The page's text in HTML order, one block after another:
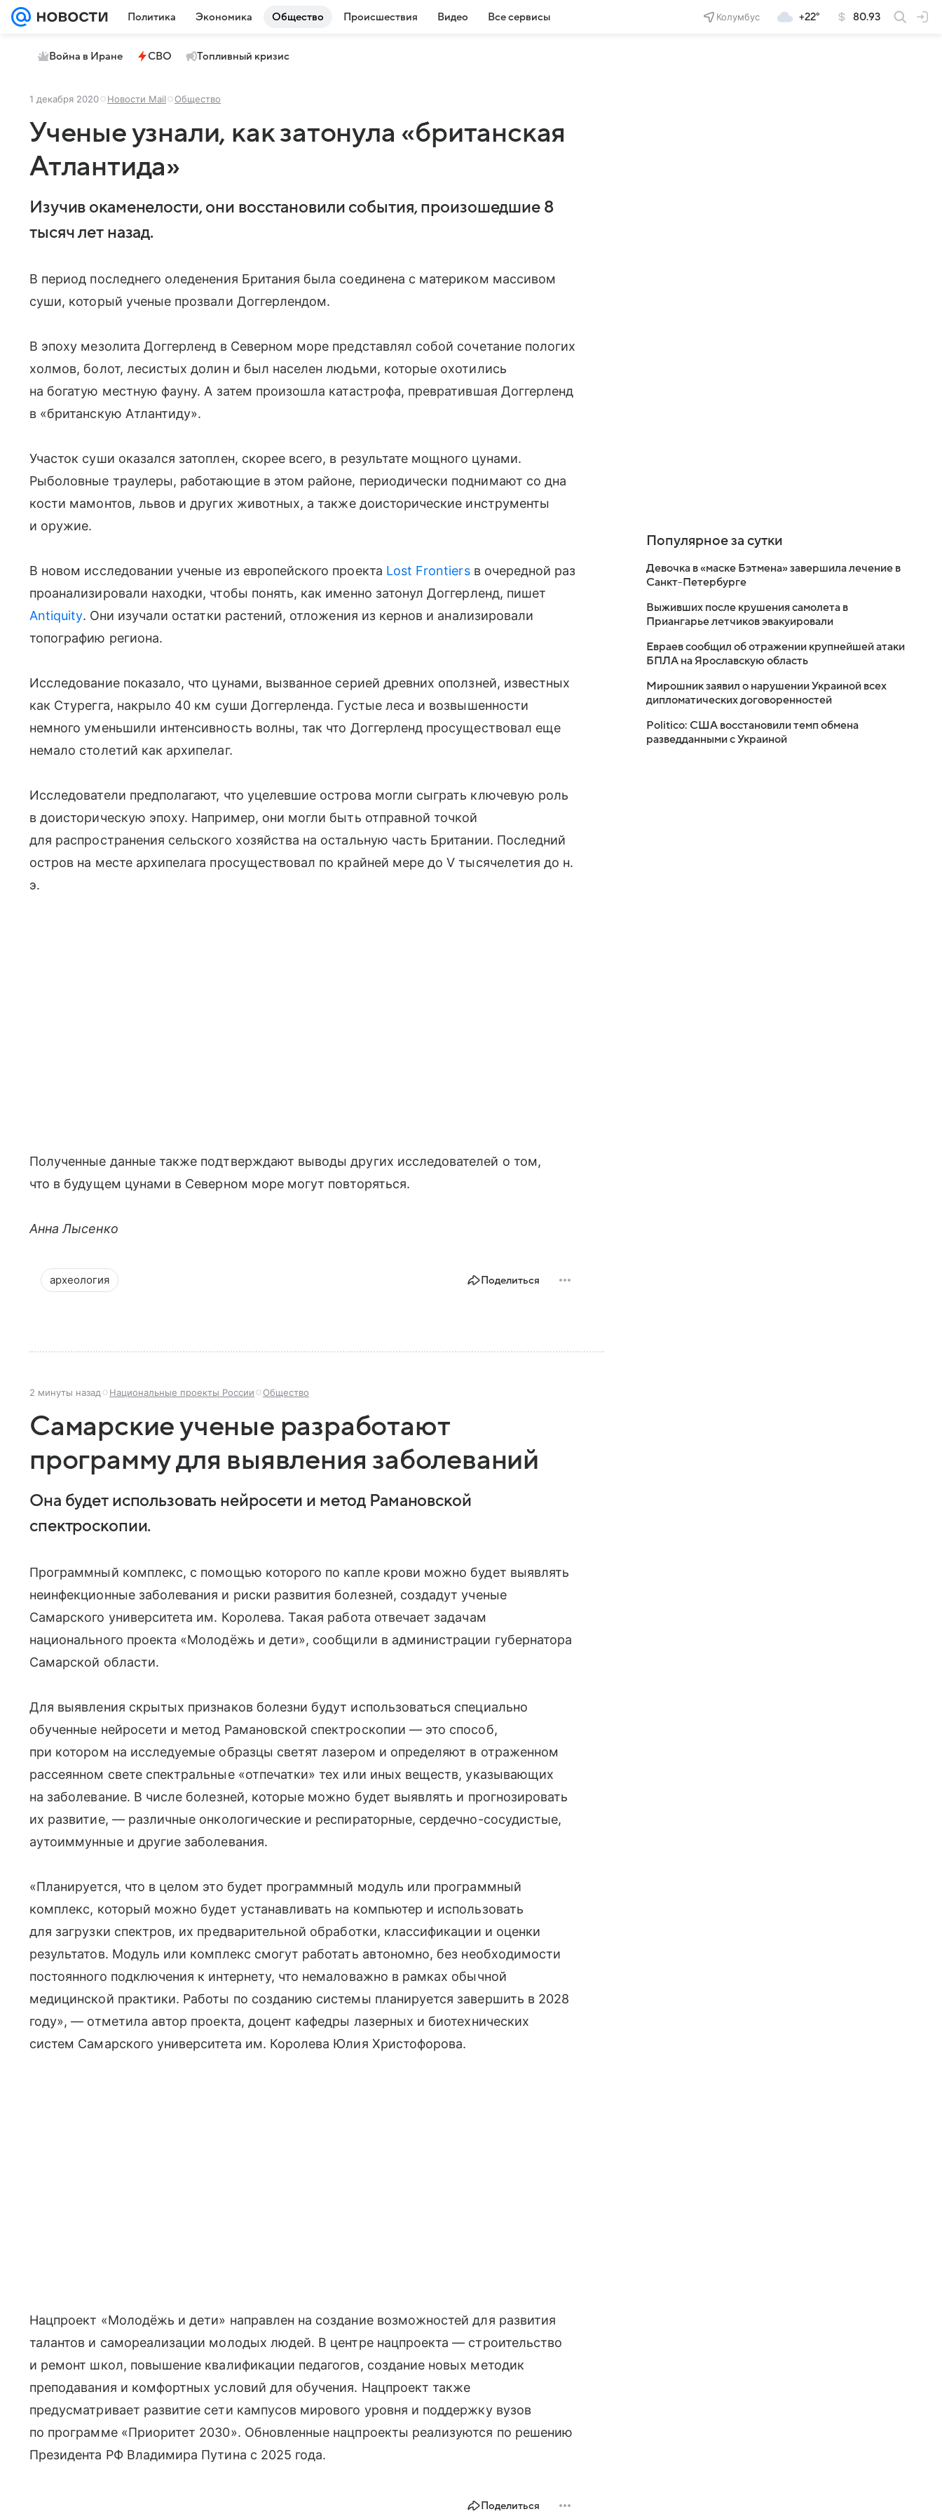
Политика Экономика Общество Происшествия Видео Все сервисы Колумбус +22° 80.93
Война в Иране СВО Топливный кризис
1 декабря 2020 Новости Mail Общество
Ученые узнали, как затонула «британская
Атлантида»
Изучив окаменелости, они восстановили события, произошедшие 8
тысяч лет назад.
В период последнего оледенения Британия была соединена с материком массивом
суши, который ученые прозвали Доггерлендом.
В эпоху мезолита Доггерленд в Северном море представлял собой сочетание пологих
холмов, болот, лесистых долин и был населен людьми, которые охотились
на богатую местную фауну. А затем произошла катастрофа, превратившая Доггерленд
в «британскую Атлантиду».
Участок суши оказался затоплен, скорее всего, в результате мощного цунами.
Рыболовные траулеры, работающие в этом районе, периодически поднимают со дна
кости мамонтов, львов и других животных, а также доисторические инструменты
и оружие.
В новом исследовании ученые из европейского проекта Lost Frontiersв очередной раз
проанализировали находки, чтобы понять, как именно затонул Доггерленд, пишет
Antiquity. Они изучали остатки растений, отложения из кернов и анализировали
топографию региона.
Исследование показало, что цунами, вызванное серией древних оползней, известных
как Стурегга, накрыло 40 км суши Доггерленда. Густые леса и возвышенности
немного уменьшили интенсивность волны, так что Доггерленд просуществовал еще
немало столетий как архипелаг.
Исследователи предполагают, что уцелевшие острова могли сыграть ключевую роль
в доисторическую эпоху. Например, они могли быть отправной точкой
для распространения сельского хозяйства на остальную часть Британии. Последний
остров на месте архипелага просуществовал по крайней мере до V тысячелетия до н.
э.
Полученные данные также подтверждают выводы других исследователей о том,
что в будущем цунами в Северном море могут повторяться.
Анна Лысенко
археология Поделиться
2 минуты назад Национальные проекты России Общество
Самарские ученые разработают
программу для выявления заболеваний
Она будет использовать нейросети и метод Рамановской
спектроскопии.
Программный комплекс, с помощью которого по капле крови можно будет выявлять
неинфекционные заболевания и риски развития болезней, создадут ученые
Самарского университета им. Королева. Такая работа отвечает задачам
национального проекта «Молодёжь и дети», сообщили в администрации губернатора
Самарской области.
Для выявления скрытых признаков болезни будут использоваться специально
обученные нейросети и метод Рамановской спектроскопии — это способ,
при котором на исследуемые образцы светят лазером и определяют в отраженном
рассеянном свете спектральные «отпечатки» тех или иных веществ, указывающих
на заболевание. В числе болезней, которые можно будет выявлять и прогнозировать
их развитие, — различные онкологические и респираторные, сердечно-сосудистые,
аутоиммунные и другие заболевания.
«Планируется, что в целом это будет программный модуль или программный
комплекс, который можно будет устанавливать на компьютер и использовать
для загрузки спектров, их предварительной обработки, классификации и оценки
результатов. Модуль или комплекс смогут работать автономно, без необходимости
постоянного подключения к интернету, что немаловажно в рамках обычной
медицинской практики. Работы по созданию системы планируется завершить в 2028
году», — отметила автор проекта, доцент кафедры лазерных и биотехнических
систем Самарского университета им. Королева Юлия Христофорова.
Нацпроект «Молодёжь и дети» направлен на создание возможностей для развития
талантов и самореализации молодых людей. В центре нацпроекта — строительство
и ремонт школ, повышение квалификации педагогов, создание новых методик
преподавания и комфортных условий для обучения. Нацпроект также
предусматривает развитие сети кампусов мирового уровня и поддержку вузов
по программе «Приоритет 2030». Обновленные нацпроекты реализуются по решению
Президента РФ Владимира Путина с 2025 года.
Поделиться
Популярное за сутки
Девочка в «маске Бэтмена» завершила лечение в
Санкт-Петербурге
Выживших после крушения самолета в
Приангарье летчиков эвакуировали
Евраев сообщил об отражении крупнейшей атаки
БПЛА на Ярославскую область
Мирошник заявил о нарушении Украиной всех
дипломатических договоренностей
Politico: США восстановили темп обмена
разведданными с Украиной